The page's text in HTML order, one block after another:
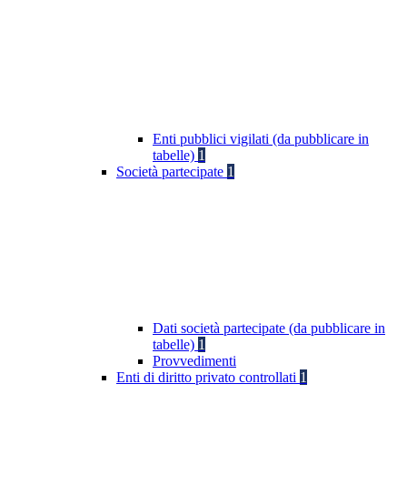
Enti pubblici vigilati (da pubblicare in
tabelle) 1
Società partecipate 1
Dati società partecipate (da pubblicare in
tabelle) 1
Provvedimenti
Enti di diritto privato controllati 1